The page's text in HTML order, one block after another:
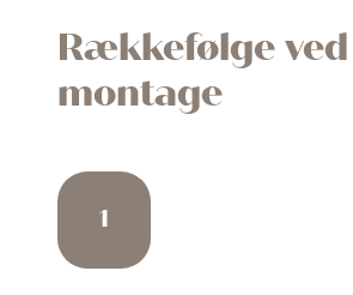
Rækkefølge ved
montage
1